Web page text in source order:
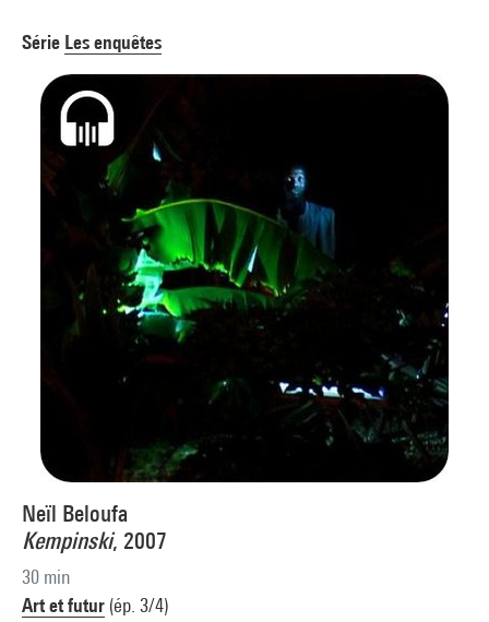
Série Les enquêtes
Neïl Beloufa
Kempinski, 2007
30 min
Art et futur (ép. 3/4)